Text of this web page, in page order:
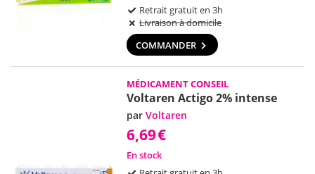
Retrait gratuit en 3h
Livraison à domicile
COMMANDER
MÉDICAMENT CONSEIL
Voltaren Actigo 2% intense
parVoltaren
6,69€
En stock